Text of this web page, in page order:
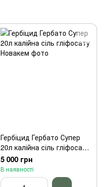
Гербіцид Гербато Супер
20л калійна сіль гліфосату
Новакем
5 000 грн
В наявності